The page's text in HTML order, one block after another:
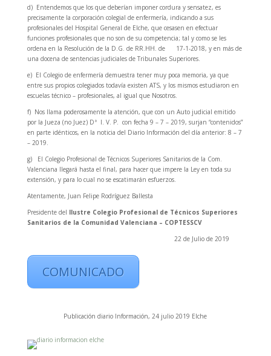
d) Entendemos que los que deberían imponer cordura y sensatez, es
precisamente la corporación colegial de enfermería, indicando a sus
profesionales del Hospital General de Elche, que cesasen en efectuar
funciones profesionales que no son de su competencia; tal y como se les
ordena en la Resolución de la D.G. de RR.HH. de
17-1-2018, y en más de
una docena de sentencias judiciales de Tribunales Superiores.
e) El Colegio de enfermería demuestra tener muy poca memoria, ya que
entre sus propios colegiados todavía existen ATS, y los mismos estudiaron en
escuelas técnico – profesionales, al igual que Nosotros.
f) Nos llama poderosamente la atención, que con un Auto judicial emitido
por la Jueza (no Juez) Dª I. V. P. con fecha 9 – 7 – 2019, surjan “contenidos”
en parte idénticos, en la noticia del Diario Información del día anterior: 8 – 7
– 2019.
g) El Colegio Profesional de Técnicos Superiores Sanitarios de la Com.
Valenciana llegará hasta el final, para hacer que impere la Ley en toda su
extensión, y para lo cual no se escatimarán esfuerzos.
Atentamente, Juan Felipe Rodríguez Ballesta
Presidente del Ilustre Colegio Profesional de Técnicos Superiores
Sanitarios de la Comunidad Valenciana – COPTESSCV
22 de Julio de 2019
COMUNICADO
Publicación diario Información, 24 julio 2019 Elche